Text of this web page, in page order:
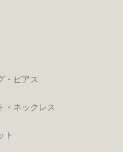
・ピアス
・ネックレス
ト